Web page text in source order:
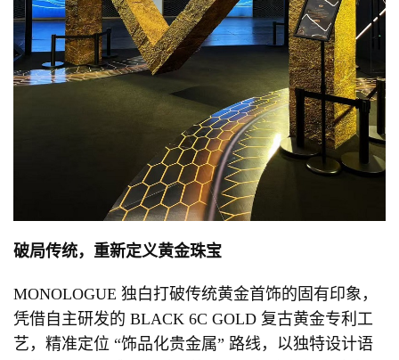
破局传统，重新定义黄金珠宝
MONOLOGUE 独白打破传统黄金首饰的固有印象，
凭借自主研发的 BLACK 6C GOLD 复古黄金专利工
艺，精准定位 “饰品化贵金属” 路线，以独特设计语